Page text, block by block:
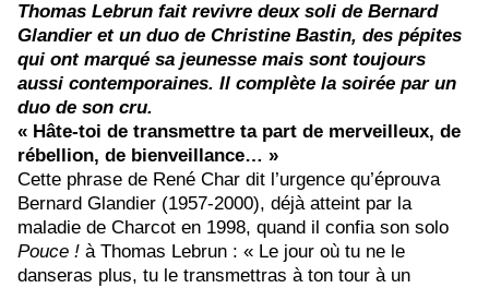
Thomas Lebrun fait revivre deux soli de Bernard
Glandier et un duo de Christine Bastin, des pépites
qui ont marqué sa jeunesse mais sont toujours
aussi contemporaines. Il complète la soirée par un
duo de son cru.
« Hâte-toi de transmettre ta part de merveilleux, de
rébellion, de bienveillance… »
Cette phrase de René Char dit l’urgence qu’éprouva
Bernard Glandier (1957-2000), déjà atteint par la
maladie de Charcot en 1998, quand il confia son solo
Pouce ! à Thomas Lebrun : « Le jour où tu ne le
danseras plus, tu le transmettras à ton tour à un